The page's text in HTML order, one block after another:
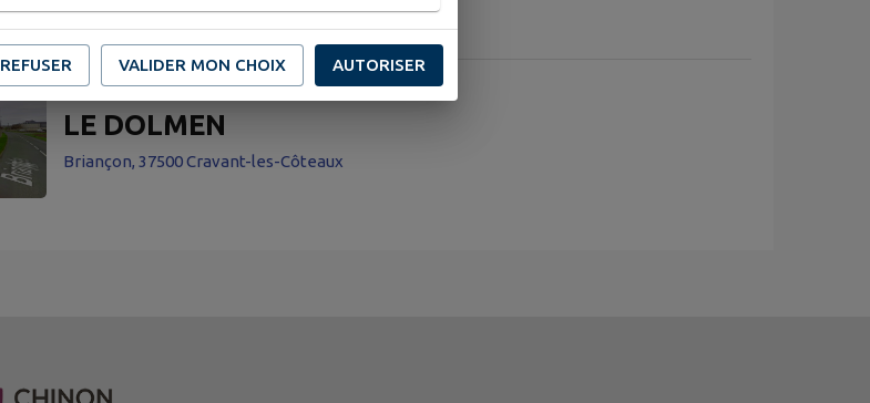
LE DOLMEN
Briançon, 37500 Cravant-les-Côteaux
REFUSER VALIDER MON CHOIX AUTORISER